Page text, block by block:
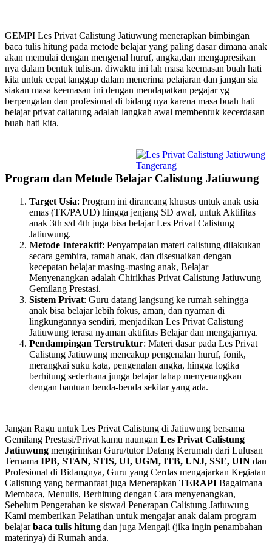
GEMPI Les Privat Calistung Jatiuwung menerapkan bimbingan
baca tulis hitung pada metode belajar yang paling dasar dimana anak
akan memulai dengan mengenal huruf, angka,dan mengapresikan
nya dalam bentuk tulisan. diwaktu ini lah masa keemasan buah hati
kita untuk cepat tanggap dalam menerima pelajaran dan jangan sia
siakan masa keemasan ini dengan mendapatkan pegajar yg
berpengalan dan profesional di bidang nya karena masa buah hati
belajar privat caliatung adalah langkah awal membentuk kecerdasan
buah hati kita.
Program dan Metode Belajar Calistung Jatiuwung
Target Usia: Program ini dirancang khusus untuk anak usia
emas (TK/PAUD) hingga jenjang SD awal, untuk Aktifitas
anak 3th s/d 4th juga bisa belajar Les Privat Calistung
Jatiuwung.
Metode Interaktif: Penyampaian materi calistung dilakukan
secara gembira, ramah anak, dan disesuaikan dengan
kecepatan belajar masing-masing anak, Belajar
Menyenangkan adalah Chirikhas Privat Calistung Jatiuwung
Gemilang Prestasi.
Sistem Privat: Guru datang langsung ke rumah sehingga
anak bisa belajar lebih fokus, aman, dan nyaman di
lingkungannya sendiri, menjadikan Les Privat Calistung
Jatiuwung terasa nyaman aktifitas Belajar dan mengajarnya.
Pendampingan Terstruktur: Materi dasar pada Les Privat
Calistung Jatiuwung mencakup pengenalan huruf, fonik,
merangkai suku kata, pengenalan angka, hingga logika
berhitung sederhana junga belajar tahap menyenangkan
dengan bantuan benda-benda sekitar yang ada.
Jangan Ragu untuk Les Privat Calistung di Jatiuwung bersama
Gemilang Prestasi/Privat kamu naungan Les Privat Calistung
Jatiuwung mengirimkan Guru/tutor Datang Kerumah dari Lulusan
Ternama IPB, STAN, STIS, UI, UGM, ITB, UNJ, SSE, UIN dan
Profesional di Bidangnya, Guru yang Cerdas mengajarkan Kegiatan
Calistung yang bermanfaat juga Menerapkan TERAPI Bagaimana
Membaca, Menulis, Berhitung dengan Cara menyenangkan,
Sebelum Pengerahan ke siswa/i Penerapan Calistung Jatiuwung
Kami memberikan Pelatihan untuk mengajar anak dalam program
belajarbaca tulis hitung dan juga Mengaji (jika ingin penambahan
materinya) di Rumah anda.